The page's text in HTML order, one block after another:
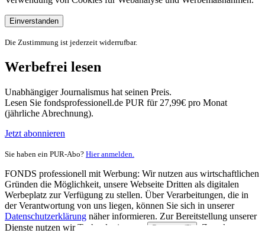
Einverstanden
Die Zustimmung ist jederzeit widerrufbar.
Werbefrei lesen
Unabhängiger Journalismus hat seinen Preis.
Lesen Sie fondsprofessionell.de PUR für 27,99€ pro Monat
(jährliche Abrechnung).
Jetzt abonnieren
Sie haben ein PUR-Abo? Hier anmelden.
FONDS professionell mit Werbung: Wir nutzen aus wirtschaftlichen
Gründen die Möglichkeit, unsere Webseite Dritten als digitalen
Werbeplatz zur Verfügung zu stellen. Über Verarbeitungen, die in
der Verantwortung von uns liegen, können Sie sich in unserer
Datenschutzerklärung näher informieren. Zur Bereitstellung unserer
Dienste nutzen wir Technologien von
Partnern (5)
. Zwecke: